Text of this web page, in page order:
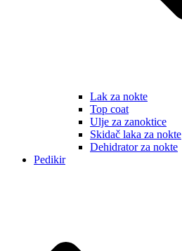
Lak za nokte
Top coat
Ulje za zanoktice
Skidač laka za nokte
Dehidrator za nokte
Pedikir